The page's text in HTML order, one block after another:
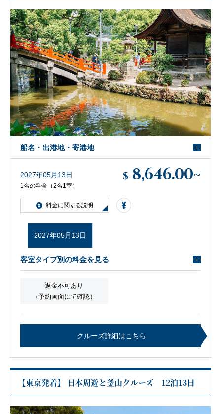
船名・出港地・寄港地
2027年05月13日
1名の料金（2名1室）
$ 8,646.00~
料金に関する説明
2027年05月13日
客室タイプ別の料金を見る
返金不可あり
（予約画面にて確認）
クルーズ詳細はこちら
【東京発着】 日本周遊と釜山クルーズ 12泊13日